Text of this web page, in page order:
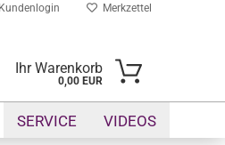
Merkzettel
Ihr Warenkorb
0,00 EUR
SERVICE VIDEOS